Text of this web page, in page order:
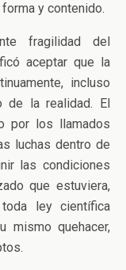
y contenido.
fragilidad del
aceptar que la
incluso
de la realidad. El
por los llamados
luchas dentro de
las condiciones
que estuviera,
ley científica
mismo quehacer,